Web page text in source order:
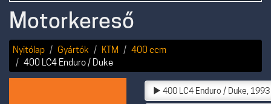
Motorkereső
Nyitólap Gyártók KTM
400 ccm
400 LC4 Enduro / Duke
400 LC4 Enduro / Duke, 1993